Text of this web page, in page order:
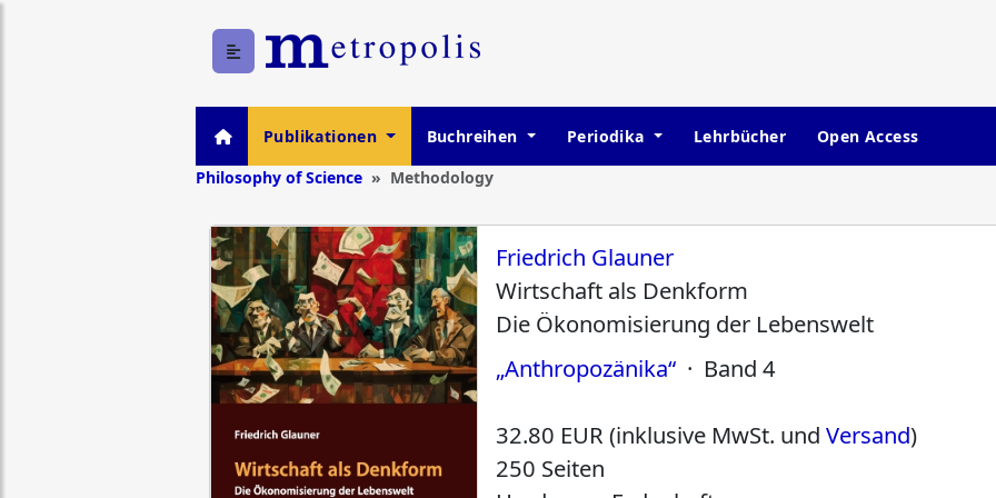
Publikationen Buchreihen Periodika Lehrbücher
Open Access
Philosophy of Science
Methodology
Friedrich Glauner
Wirtschaft als Denkform
Die Ökonomisierung der Lebenswelt
„Anthropozänika“ · Band 4
32.80 EUR (inklusive MwSt. undVersand)
250 Seiten